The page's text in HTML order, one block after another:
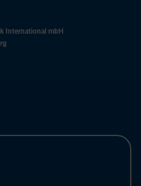
International mbH